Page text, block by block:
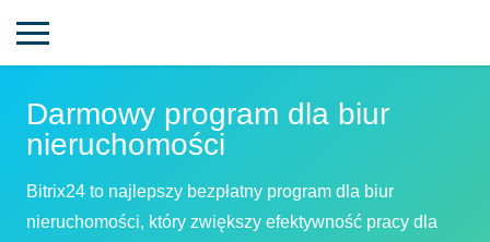
Darmowy program dla biur
nieruchomości
Bitrix24 to najlepszy bezpłatny program dla biur
nieruchomości, który zwiększy efektywność pracy dla